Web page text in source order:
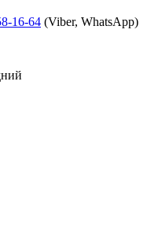
16-64 (Viber, WhatsApp)